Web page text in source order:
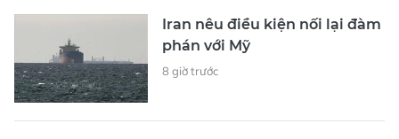
Iran nêu điều kiện nối lại đàm
phán với Mỹ
8 giờ trước